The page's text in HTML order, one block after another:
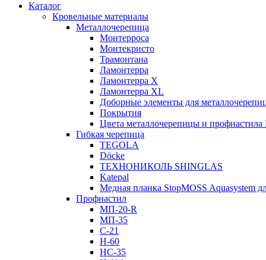
Каталог
Кровельные материалы
Металлочерепица
Монтерроса
Монтекристо
Трамонтана
Ламонтерра
Ламонтерра X
Ламонтерра XL
Доборные элементы для
Покрытия
Цвета металлочерепицы и
Гибкая черепица
TEGOLA
Döcke
ТЕХНОНИКОЛЬ SHINGLAS
Katepal
Медная планка StopMOSS Aquasystem
Профнастил
МП-20-R
МП-35
С-21
Н-60
НС-35